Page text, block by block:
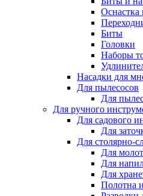
Оснастка
Биты
Головки
Наборы
Насадки для
Для пылесосов
Для
Для ручного
Для садового
Для
Для столярно-
Для
Для
Для
Полотна